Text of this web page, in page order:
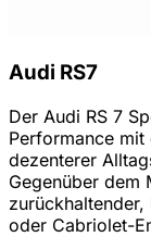
Audi RS7
Der Audi RS 7
Performance
dezenterer
Gegenüber dem
oder Cabriolet-